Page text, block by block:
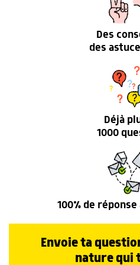
Des
des
Déjà
1000
100% de
Envoie ta
nature qui